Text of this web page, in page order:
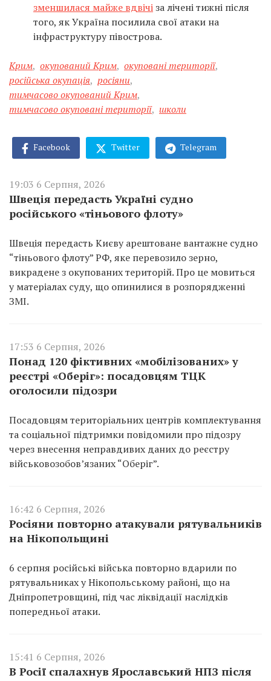
зменшилася майже вдвічіза лічені тижні після
того, як Україна посилила свої атаки на
інфраструктуру півострова.
Крим, окупований Крим, окуповані території,
російська окупація, росіяни,
тимчасово окупований Крим,
тимчасово окуповані території, школи
Facebook Twitter Telegram
19:03 6 Серпня, 2026
Швеція передасть Україні судно
російського «тіньового флоту»
Швеція передасть Києву арештоване вантажне судно
“тіньового флоту” РФ, яке перевозило зерно,
викрадене з окупованих територій. Про це мовиться
у матеріалах суду, що опинилися в розпорядженні
ЗМІ.
17:53 6 Серпня, 2026
Понад 120 фіктивних «мобілізованих» у
реєстрі «Оберіг»: посадовцям ТЦК
оголосили підозри
Посадовцям територіальних центрів комплектування
та соціальної підтримки повідомили про підозру
через внесення неправдивих даних до реєстру
військовозобов’язаних “Оберіг”.
16:42 6 Серпня, 2026
Росіяни повторно атакували рятувальників
на Нікопольщині
6 серпня російські війська повторно вдарили по
рятувальниках у Нікопольському районі, що на
Дніпропетровщині, під час ліквідації наслідків
попередньої атаки.
15:41 6 Серпня, 2026
В Росії спалахнув Ярославський НПЗ після